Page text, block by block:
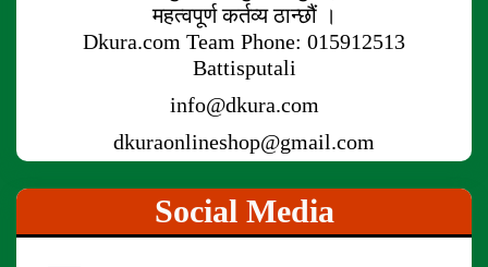
महत्वपूर्ण कर्तव्य ठान्छौं ।
Dkura.com Team Phone: 015912513
Battisputali
info@dkura.com
dkuraonlineshop@gmail.com
Social Media